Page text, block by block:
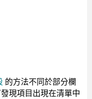
的方法不同於部分欄
現項目出現在清單中